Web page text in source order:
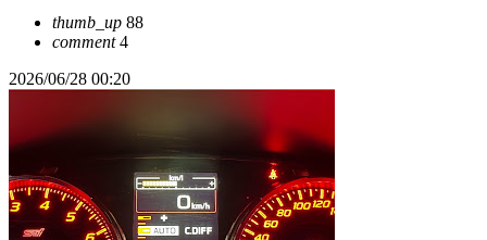
thumb_up 88
comment4
2026/06/28 00:20